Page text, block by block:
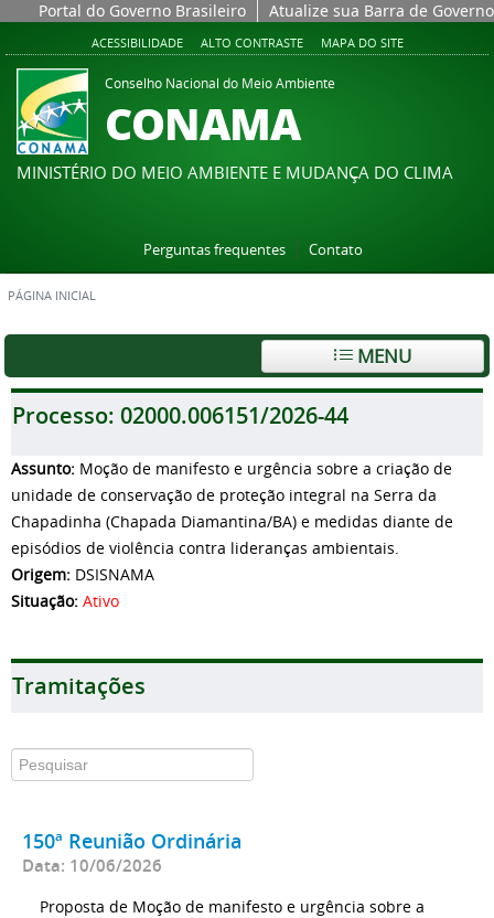
Portal do Governo Brasileiro Atualize sua Barra de Governo
ACESSIBILIDADE ALTO CONTRASTE MAPA DO SITE
Conselho Nacional do Meio Ambiente
CONAMA
MINISTÉRIO DO MEIO AMBIENTE E MUDANÇA DO CLIMA
Perguntas frequentes Contato
PÁGINA INICIAL
MENU
Processo: 02000.006151/2026-44
Assunto: Moção de manifesto e urgência sobre a criação de
unidade de conservação de proteção integral na Serra da
Chapadinha (Chapada Diamantina/BA) e medidas diante de
episódios de violência contra lideranças ambientais.
Origem: DSISNAMA
Situação: Ativo
Tramitações
150ª Reunião Ordinária
Data: 10/06/2026
Proposta de Moção de manifesto e urgência sobre a